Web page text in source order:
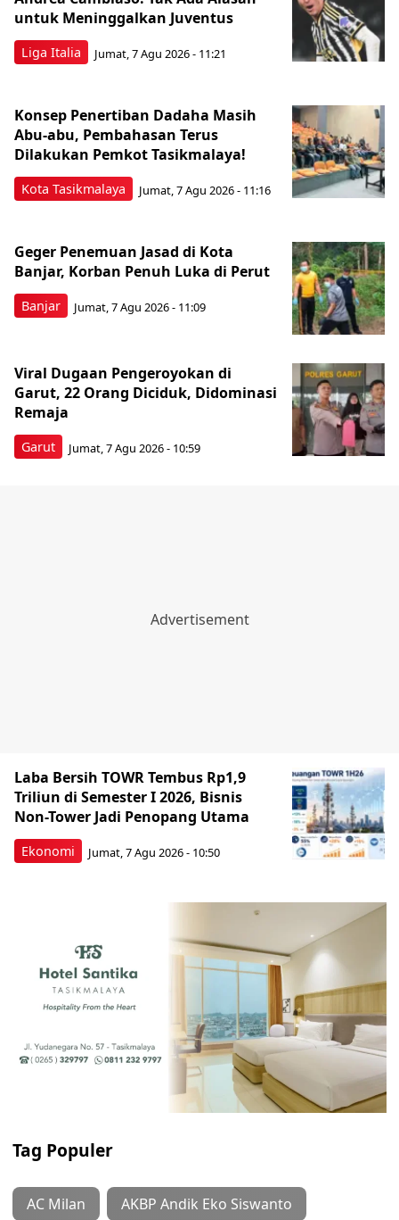
Liga Italia
untuk Meninggalkan Juventus
Jumat, 7 Agu 2026 - 11:21
Kota Tasikmalaya
Konsep Penertiban Dadaha Masih
Abu-abu, Pembahasan Terus
Dilakukan Pemkot Tasikmalaya!
Jumat, 7 Agu 2026 - 11:16
Banjar
Geger Penemuan Jasad di Kota
Banjar, Korban Penuh Luka di Perut
Jumat, 7 Agu 2026 - 11:09
Garut
Viral Dugaan Pengeroyokan di
Garut, 22 Orang Diciduk, Didominasi
Remaja
Jumat, 7 Agu 2026 - 10:59
Ekonomi
Laba Bersih TOWR Tembus Rp1,9
Triliun di Semester I 2026, Bisnis
Non-Tower Jadi Penopang Utama
Jumat, 7 Agu 2026 - 10:50
Tag Populer
AC Milan AKBP Andik Eko Siswanto